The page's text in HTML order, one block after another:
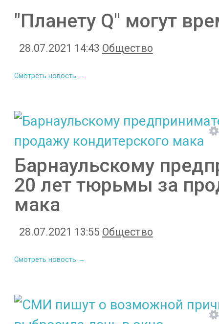
"Планету Q" могут
28.07.2021 14:43 Общество
Смотреть новость →
Барнаульскому
20 лет тюрьмы за
мака
28.07.2021 13:55 Общество
Смотреть новость →